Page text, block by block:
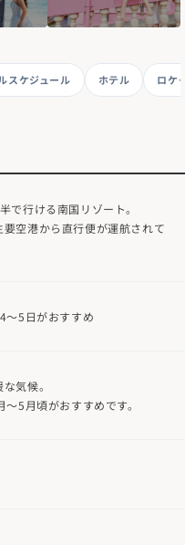
スケジュール ホテル ロケ
で行ける南国リゾート。
要空港から直行便が運航されて
～5日がおすすめ
気候。
5月頃がおすすめです。